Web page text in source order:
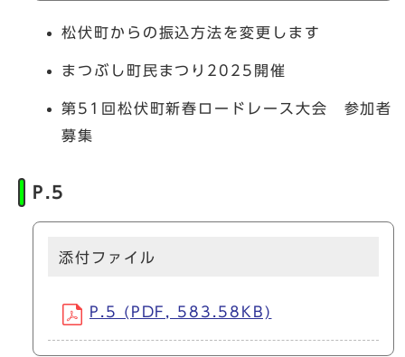
松伏町からの振込方法を変更します
まつぶし町民まつり2025開催
第51回松伏町新春ロードレース大会 参加者
募集
P.5
添付ファイル
P.5 (PDF, 583.58KB)